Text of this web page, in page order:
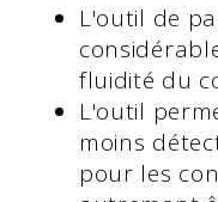
L'outil de
fluidité du
L'outil
moins
pour les